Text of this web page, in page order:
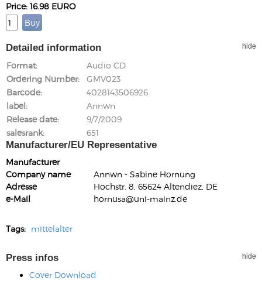
Price: 16.98 EURO
Detailed information hide
Format
Audio CD
Ordering Number
GMV023
Barcode
4028143506926
label
Annwn
Release date
9/7/2009
salesrank
651
Manufacturer/EU Representative
Manufacturer
Company name
Annwn - Sabine Hornung
Adresse
Hochstr. 8, 65624 Altendiez, DE
e-Mail
hornusa@uni-mainz.de
Tags: mittelalter
Press infos hide
Cover Download